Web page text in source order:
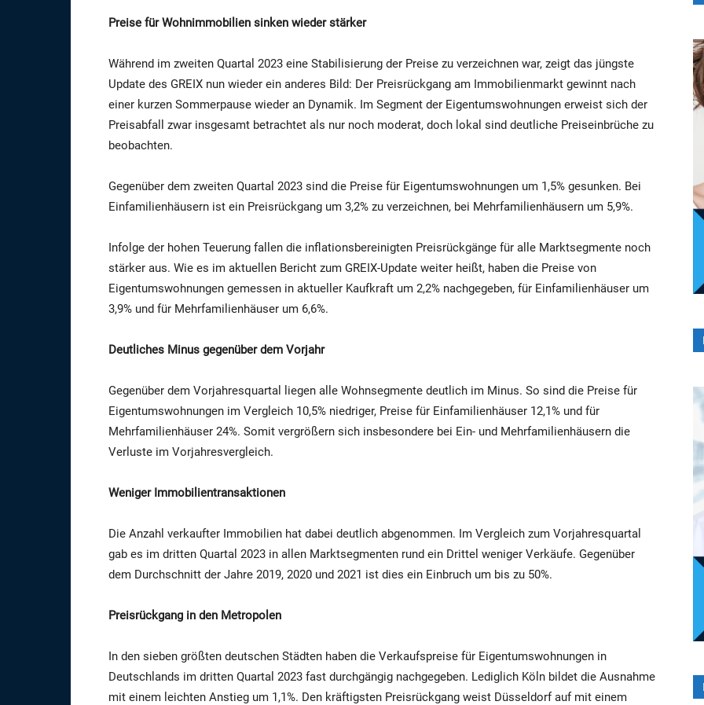
Preise für Wohnimmobilien sinken wieder stärker
Während im zweiten Quartal 2023 eine Stabilisierung der Preise zu verzeichnen war, zeigt das jüngste
Update des GREIX nun wieder ein anderes Bild: Der Preisrückgang am Immobilienmarkt gewinnt nach
einer kurzen Sommerpause wieder an Dynamik. Im Segment der Eigentumswohnungen erweist sich der
Preisabfall zwar insgesamt betrachtet als nur noch moderat, doch lokal sind deutliche Preiseinbrüche zu
beobachten.
Gegenüber dem zweiten Quartal 2023 sind die Preise für Eigentumswohnungen um 1,5% gesunken. Bei
Einfamilienhäusern ist ein Preisrückgang um 3,2% zu verzeichnen, bei Mehrfamilienhäusern um 5,9%.
Infolge der hohen Teuerung fallen die inflationsbereinigten Preisrückgänge für alle Marktsegmente noch
stärker aus. Wie es im aktuellen Bericht zum GREIX-Update weiter heißt, haben die Preise von
Eigentumswohnungen gemessen in aktueller Kaufkraft um 2,2% nachgegeben, für Einfamilienhäuser um
3,9% und für Mehrfamilienhäuser um 6,6%.
Deutliches Minus gegenüber dem Vorjahr
Gegenüber dem Vorjahresquartal liegen alle Wohnsegmente deutlich im Minus. So sind die Preise für
Eigentumswohnungen im Vergleich 10,5% niedriger, Preise für Einfamilienhäuser 12,1% und für
Mehrfamilienhäuser 24%. Somit vergrößern sich insbesondere bei Ein- und Mehrfamilienhäusern die
Verluste im Vorjahresvergleich.
Weniger Immobilientransaktionen
Die Anzahl verkaufter Immobilien hat dabei deutlich abgenommen. Im Vergleich zum Vorjahresquartal
gab es im dritten Quartal 2023 in allen Marktsegmenten rund ein Drittel weniger Verkäufe. Gegenüber
dem Durchschnitt der Jahre 2019, 2020 und 2021 ist dies ein Einbruch um bis zu 50%.
Preisrückgang in den Metropolen
In den sieben größten deutschen Städten haben die Verkaufspreise für Eigentumswohnungen in
Deutschlands im dritten Quartal 2023 fast durchgängig nachgegeben. Lediglich Köln bildet die Ausnahme
mit einem leichten Anstieg um 1,1%. Den kräftigsten Preisrückgang weist Düsseldorf auf mit einem